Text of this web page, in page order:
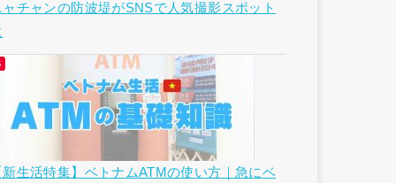
ャチャンの防波堤がSNSで人気撮影スポット
新生活特集】ベトナムATMの使い方｜急にベ